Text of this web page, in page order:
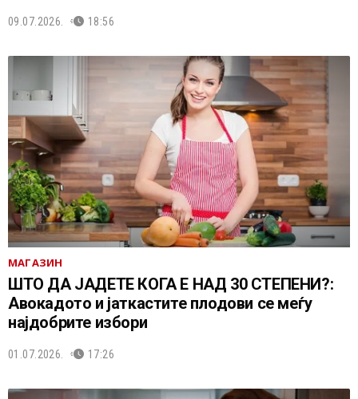
09.07.2026. 18:56
МАГАЗИН
ШТО ДА ЈАДЕТЕ КОГА Е НАД 30 СТЕПЕНИ?:
Авокадото и јаткастите плодови се меѓу
најдобрите избори
01.07.2026. 17:26